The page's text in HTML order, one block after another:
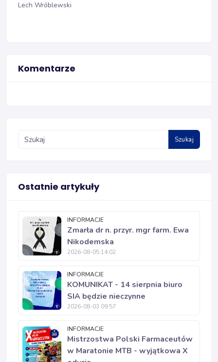
Lech Wróblewski
Komentarze
Szukaj
Ostatnie artykuły
INFORMACJE
Zmarła dr n. przyr. mgr farm. Ewa
Nikodemska
2026-08-05 14:02
INFORMACJE
KOMUNIKAT - 14 sierpnia biuro
SIA będzie nieczynne
2026-08-03 09:57
INFORMACJE
Mistrzostwa Polski Farmaceutów
w Maratonie MTB - wyjątkowa X